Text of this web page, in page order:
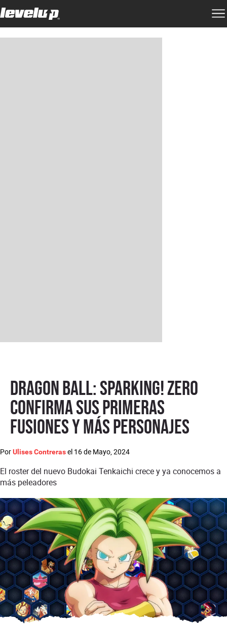
Dragon Ball: Sparking! ZERO
confirma sus primeras
fusiones y más personajes
PorUlises Contrerasel 16 de Mayo, 2024
El roster del nuevo Budokai Tenkaichi crece y ya conocemos a
más peleadores